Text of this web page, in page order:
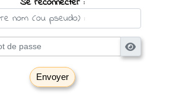
Envoyer